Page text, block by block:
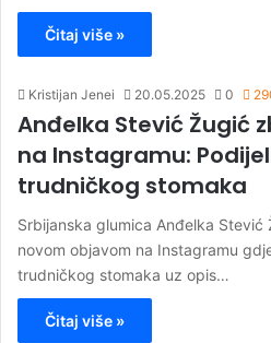
Čitaj više »
Kristijan Jenei 20.05.2025 0
Anđelka Stević Žugić
na Instagramu:
trudničkog stomaka
Srbijanska glumica Anđelka
novom objavom na Instagramu
trudničkog stomaka uz opis…
Čitaj više »